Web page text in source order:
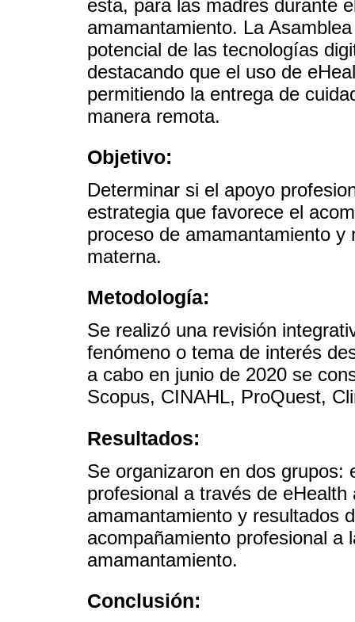
esta, para las madres durante
amamantamiento. La
potencial de las tecnologías
destacando que el uso de
permitiendo la entrega de
manera remota.
Objetivo:
Determinar si el apoyo
estrategia que favorece el
proceso de amamantamiento
materna.
Metodología:
Se realizó una revisión
fenómeno o tema de interés
a cabo en junio de 2020 se
Scopus, CINAHL, ProQuest,
Resultados:
Se organizaron en dos grupos:
profesional a través de
amamantamiento y resultados
acompañamiento profesional a
amamantamiento.
Conclusión: